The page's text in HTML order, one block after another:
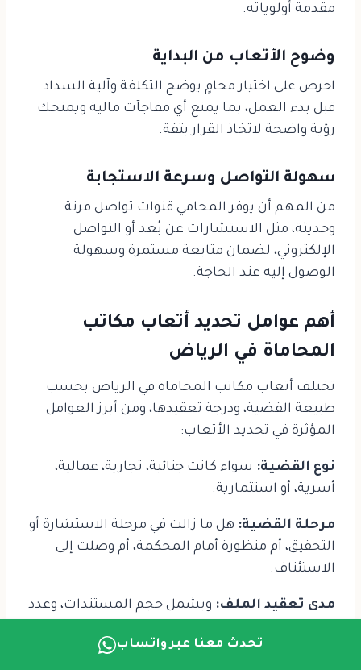
تحدث معنا عبر واتساب
مقدمة أولوياته.
وضوح الأتعاب من البداية
احرص على اختيار محامٍ يوضح التكلفة وآلية السداد
قبل بدء العمل، بما يمنع أي مفاجآت مالية ويمنحك
رؤية واضحة لاتخاذ القرار بثقة.
سهولة التواصل وسرعة الاستجابة
من المهم أن يوفر المحامي قنوات تواصل مرنة
وحديثة، مثل الاستشارات عن بُعد أو التواصل
الإلكتروني، لضمان متابعة مستمرة وسهولة
الوصول إليه عند الحاجة.
أهم عوامل تحديد أتعاب مكاتب
المحاماة في الرياض
تختلف أتعاب مكاتب المحاماة في الرياض بحسب
طبيعة القضية، ودرجة تعقيدها، ومن أبرز العوامل
المؤثرة في تحديد الأتعاب:
نوع القضية: سواء كانت جنائية، تجارية، عمالية،
أسرية، أو استثمارية.
مرحلة القضية: هل ما زالت في مرحلة الاستشارة أو
التحقيق، أم منظورة أمام المحكمة، أم وصلت إلى
الاستئناف.
مدى تعقيد الملف: ويشمل حجم المستندات، وعدد